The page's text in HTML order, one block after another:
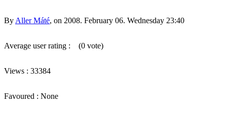
By Aller Máté, on 2008. February 06. Wednesday 23:40
Average user rating : (0 vote)
Views : 33384
Favoured : None